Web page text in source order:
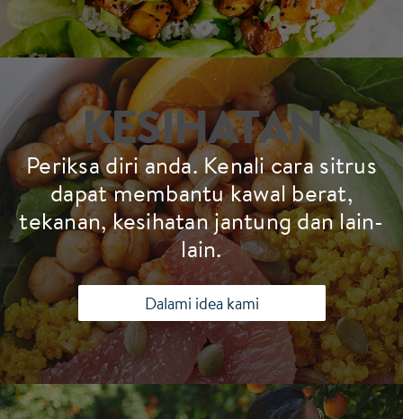
KESIHATAN
Periksa diri anda. Kenali cara sitrus
dapat membantu kawal berat,
tekanan, kesihatan jantung dan lain-
lain.
Dalami idea kami